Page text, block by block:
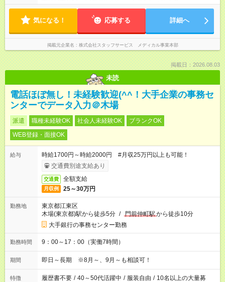
気になる！ 応募する 詳細へ
掲載元企業名 株式会社スタッフサービス メディカル事業本部
掲載日：2026.08.03
未読
電話ほぼ無し！未経験歓迎(^^！大手企業の事務セ
ンターでデータ入力＠木場
派遣 職種未経験OK 社会人未経験OK
ブランクOK
WEB登録・面接OK
給与
時給1700円～時給2000円 #月収25万円以上も可能！
交通費別途支給あり
交通費 全額支給
月収例 25～30万円
勤務地
東京都江東区
木場(東京都)駅から徒歩5分 / 門前仲町駅から徒歩10分
大手銀行の事務センター勤務
勤務時間 9：00～17：00（実働7時間）
期間 即日～長期 ※8月～、9月～も相談可！
特徴 履歴書不要 / 40～50代活躍中 / 服装自由 / 10名以上の大量募